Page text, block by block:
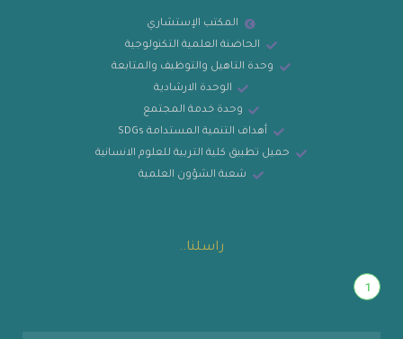
المكتب الإستشاري
الحاضنة العلمية التكنولوجية
وحدة التاهيل والتوظيف والمتابعة
الوحدة الارشادية
وحدة خدمة المجتمع
أهداف التنمية المستدامة SDGs
حميل تطبيق كلية التربية للعلوم الانسانية
شعبة الشؤون العلمية
راسلنا..
1